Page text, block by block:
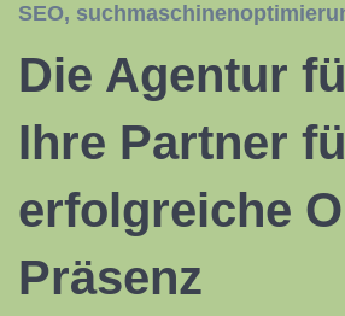
SEO,
Die Agentur
Ihre Partner
erfolgreiche
Präsenz